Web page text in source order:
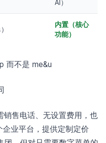
AI）
内置（核心
功能）
而不是 me&u
售电话、无设置费用，也
业平台，提供定制定价